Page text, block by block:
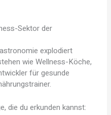
Sektor der
explodiert
wie Wellness-Köche,
für gesunde
die du erkunden kannst: